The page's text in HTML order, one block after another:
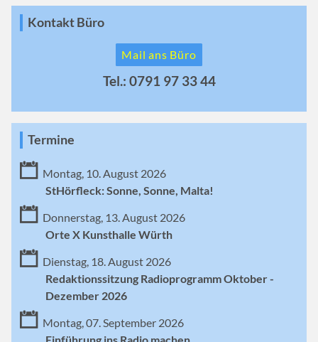
Kontakt Büro
Mail ans Büro
Tel.: 0791 97 33 44
Termine
Montag, 10. August 2026
StHörfleck: Sonne, Sonne, Malta!
Donnerstag, 13. August 2026
Orte X Kunsthalle Würth
Dienstag, 18. August 2026
Redaktionssitzung Radioprogramm Oktober -
Dezember 2026
Montag, 07. September 2026
Einführung ins Radio machen